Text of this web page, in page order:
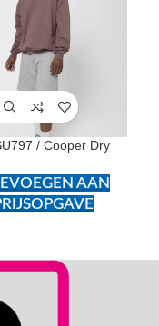
/ Cooper Dry
AAN